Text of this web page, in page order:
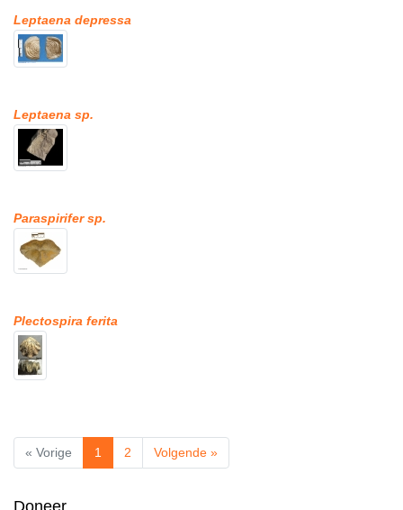
Leptaena depressa
Leptaena sp.
Paraspirifer sp.
Plectospira ferita
« Vorige 1 2 Volgende »